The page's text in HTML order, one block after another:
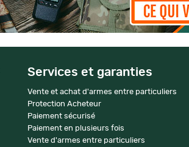
Services et garanties
Vente et achat d'armes entre particuliers
Protection Acheteur
Paiement sécurisé
Paiement en plusieurs fois
Vente d'armes entre particuliers